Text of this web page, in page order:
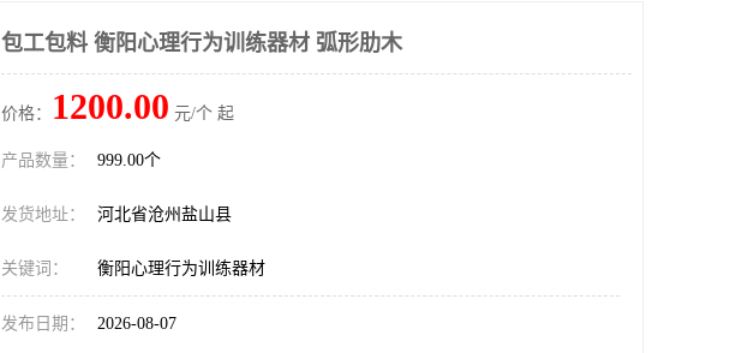
包工包料 衡阳心理行为训练器材 弧形肋木
价格： 1200.00 元/个 起
产品数量： 999.00个
发货地址： 河北省沧州盐山县
关键词： 衡阳心理行为训练器材
发布日期： 2026-08-07